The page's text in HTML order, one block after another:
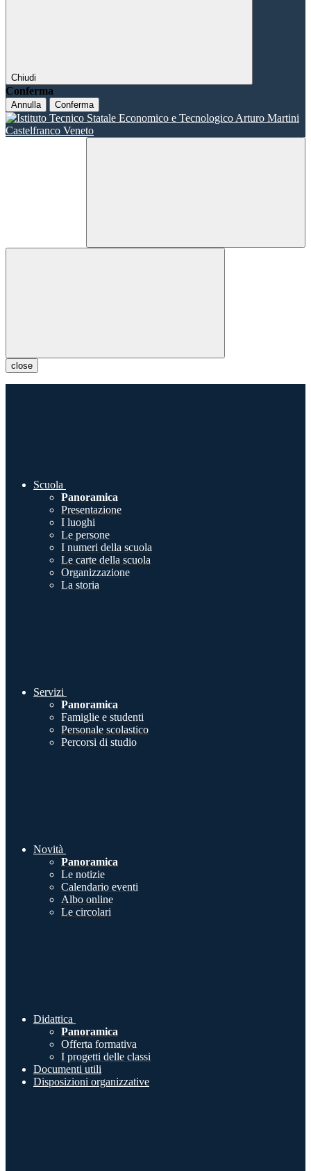
Chiudi
Conferma
Annulla Conferma
close
Scuola
Panoramica
Presentazione
I luoghi
Le persone
I numeri della scuola
Le carte della scuola
Organizzazione
La storia
Servizi
Panoramica
Famiglie e studenti
Personale scolastico
Percorsi di studio
Novità
Panoramica
Le notizie
Calendario eventi
Albo online
Le circolari
Didattica
Panoramica
Offerta formativa
I progetti delle classi
Documenti utili
Disposizioni organizzative